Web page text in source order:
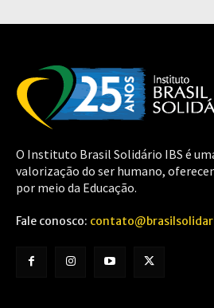
O Instituto Brasil Solidário IBS é
valorização do ser humano,
por meio da Educação.
Fale conosco: